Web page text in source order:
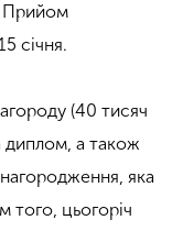
Прийом
січня.
(40 тисяч
диплом, а також
яка
того, цьогоріч